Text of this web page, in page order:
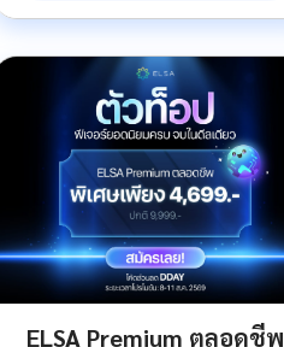
ELSA Premium ตลอดชีพ